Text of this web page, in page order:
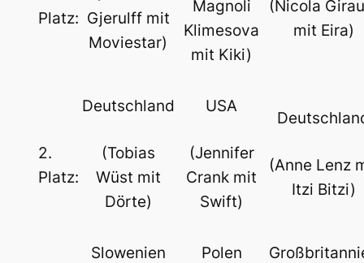
Platz: Gjerulff mit
Moviestar)
Magnoli
Klimesova
mit Kiki)
(Nicola
mit Eira)
2.
Platz:
Deutschland
(Tobias
Wüst mit
Dörte)
USA
(Jennifer
Crank mit
Swift)
(Anne Lenz
Itzi Bitzi)
Slowenien Polen